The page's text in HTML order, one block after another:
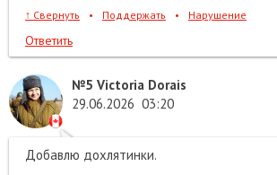
↑ Свернуть • Поддержать • Нарушение
Ответить
№5 Victoria Dorais
29.06.2026 03:20
Добавлю дохлятинки.